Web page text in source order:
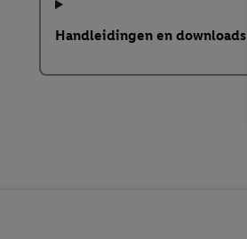
Handleidingen en downloads